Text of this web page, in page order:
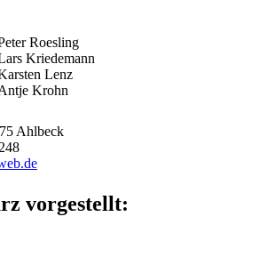
Roesling
Kriedemann
Lenz
Krohn
17375 Ahlbeck
vorgestellt: